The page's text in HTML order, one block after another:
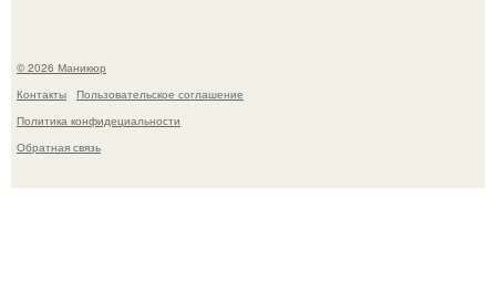
© 2026 Маникюр
Контакты
Пользовательское соглашение
Политика конфидециальности
Обратная связь